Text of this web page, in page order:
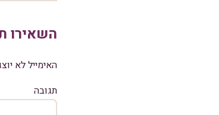
השאירו
האימייל לא
תגובה